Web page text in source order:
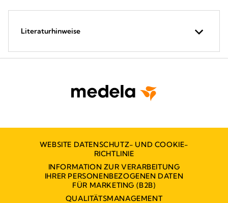
Literaturhinweise
WEBSITE DATENSCHUTZ- UND COOKIE-
RICHTLINIE
INFORMATION ZUR VERARBEITUNG
IHRER PERSONENBEZOGENEN DATEN
FÜR MARKETING (B2B)
QUALITÄTSMANAGEMENT